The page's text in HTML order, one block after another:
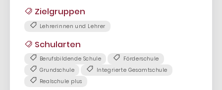
Zielgruppen
Lehrerinnen und Lehrer
Schularten
Berufsbildende Schule
Förderschule
Grundschule
Integrierte Gesamtschule
Realschule plus